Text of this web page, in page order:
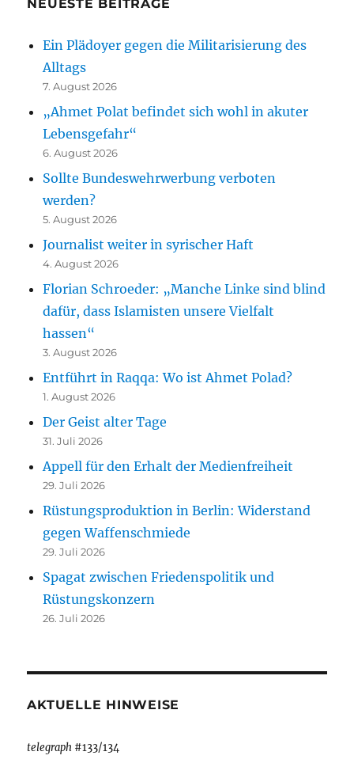
NEUESTE BEITRÄGE
Ein Plädoyer gegen die Militarisierung des
Alltags
7. August 2026
„Ahmet Polat befindet sich wohl in akuter
Lebensgefahr“
6. August 2026
Sollte Bundeswehrwerbung verboten
werden?
5. August 2026
Journalist weiter in syrischer Haft
4. August 2026
Florian Schroeder: „Manche Linke sind blind
dafür, dass Islamisten unsere Vielfalt
hassen“
3. August 2026
Entführt in Raqqa: Wo ist Ahmet Polad?
1. August 2026
Der Geist alter Tage
31. Juli 2026
Appell für den Erhalt der Medienfreiheit
29. Juli 2026
Rüstungsproduktion in Berlin: Widerstand
gegen Waffenschmiede
29. Juli 2026
Spagat zwischen Friedenspolitik und
Rüstungskonzern
26. Juli 2026
AKTUELLE HINWEISE
telegraph #133/134